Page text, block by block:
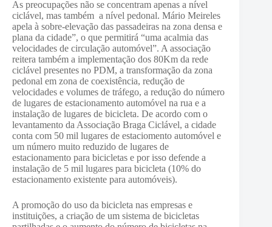
As preocupações não se concentram apenas a nível
ciclável, mas também a nível pedonal. Mário Meireles
apela à sobre-elevação das passadeiras na zona densa e
plana da cidade”, o que permitirá “uma acalmia das
velocidades de circulação automóvel”. A associação
reitera também a implementação dos 80Km da rede
ciclável presentes no PDM, a transformação da zona
pedonal em zona de coexistência, redução de
velocidades e volumes de tráfego, a redução do número
de lugares de estacionamento automóvel na rua e a
instalação de lugares de bicicleta. De acordo com o
levantamento da Associação Braga Ciclável, a cidade
conta com 50 mil lugares de estaciomento automóvel e
um número muito reduzido de lugares de
estacionamento para bicicletas e por isso defende a
instalação de 5 mil lugares para bicicleta (10% do
estacionamento existente para automóveis).
A promoção do uso da bicicleta nas empresas e
instituições, a criação de um sistema de bicicletas